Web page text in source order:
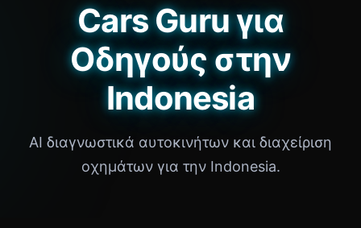
Cars Guru για
Οδηγούς στην
Indonesia
AI διαγνωστικά αυτοκινήτων και διαχείριση
οχημάτων για την Indonesia.